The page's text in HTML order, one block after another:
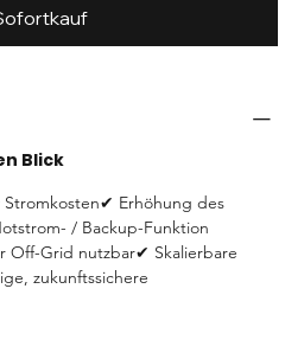
Blick
Erhöhung des
/ Backup-Funktion
Off-Grid nutzbar✔ Skalierbare
zukunftssichere